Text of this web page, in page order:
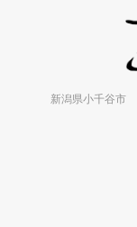
新潟県小千谷市